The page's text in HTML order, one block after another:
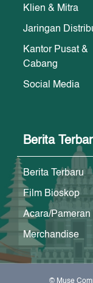
Klien & Mitra
Jaringan
Kantor Pusat &
Cabang
Social Media
Berita
Berita Terbaru
Film Bioskop
Acara/Pameran
Merchandise
© Muse